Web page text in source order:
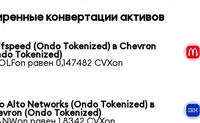
конвертации активов
(Ondo Tokenized) в Chevron
Tokenized)
равен 0,147482 CVXon
Alto Networks (Ondo Tokenized) в
(Ondo Tokenized)